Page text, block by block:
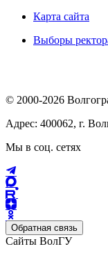
Карта сайта
Выборы
© 2000-2026
Адрес: 400062, г.
Мы в соц. сетях
Обратная связь
Сайты ВолГУ